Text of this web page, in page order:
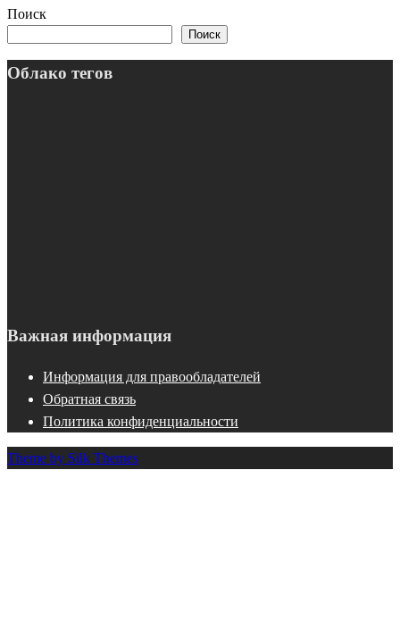
Поиск
Поиск
Облако тегов
Важная информация
Информация для правообладателей
Обратная связь
Политика конфиденциальности
Theme by Silk Themes